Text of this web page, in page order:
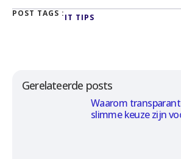
Gerelateerde posts
Waarom
slimme keuze zijn
POST TAGS :IT TIPS